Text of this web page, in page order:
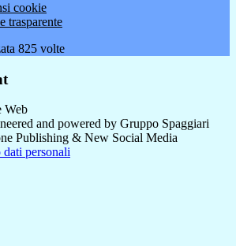
cookie
trasparente
825 volte
and powered by Gruppo Spaggiari
Publishing & New Social Media
dati personali